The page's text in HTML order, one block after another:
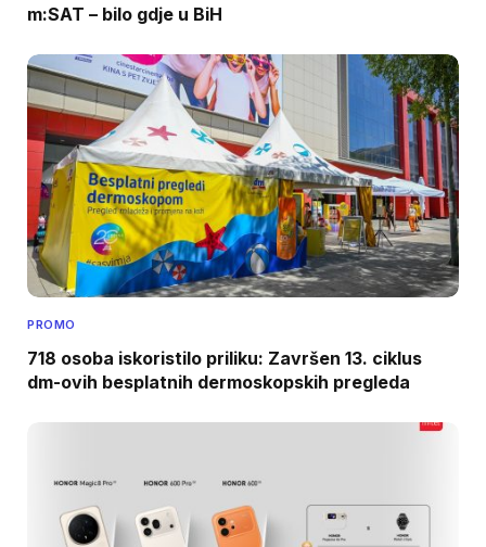
m:SAT – bilo gdje u BiH
PROMO
718 osoba iskoristilo priliku: Završen 13. ciklus
dm-ovih besplatnih dermoskopskih pregleda